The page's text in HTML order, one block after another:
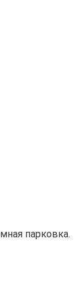
парковка.